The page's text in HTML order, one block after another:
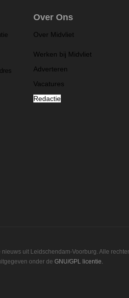
Over Ons
Over Midvliet
Werken bij Midvliet
Adverteren
Vacatures
Redactie
uit Leidschendam-Voorburg. Alle
onder de GNU/GPL licentie.